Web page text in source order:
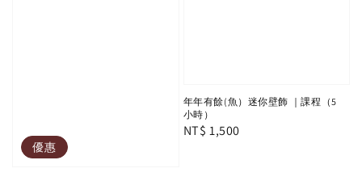
優惠
年年有餘(魚）迷你壁飾 ｜課程（5
小時）
Regular
NT$ 1,500